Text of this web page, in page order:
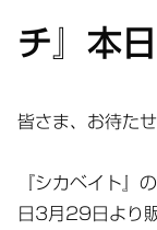
チ』本
皆さま、お待たせ
『シカベイト』
日3月29日より